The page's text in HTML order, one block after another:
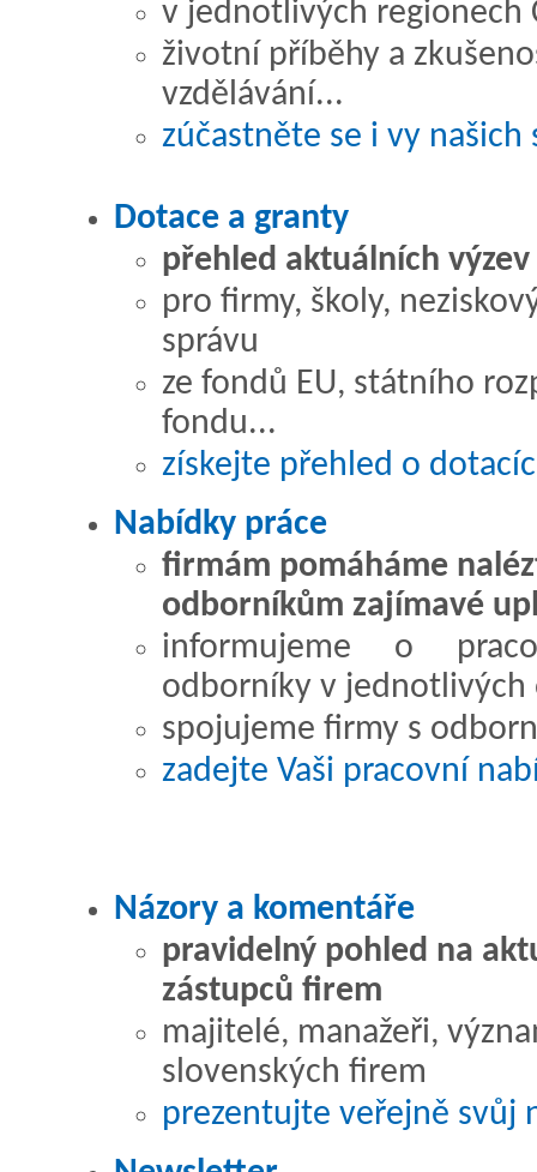
v jednotlivých regionech
životní příběhy a
vzdělávání...
zúčastněte se i vy našich
Dotace a granty
přehled aktuálních
pro firmy, školy,
správu
ze fondů EU, státního
fondu...
získejte přehled o
Nabídky práce
firmám pomáháme
odborníkům zajímavé
informujeme o
odborníky v jednotlivých
spojujeme firmy s
zadejte Vaši pracovní
Názory a komentáře
pravidelný pohled na
zástupců firem
majitelé, manažeři,
slovenských firem
prezentujte veřejně svůj